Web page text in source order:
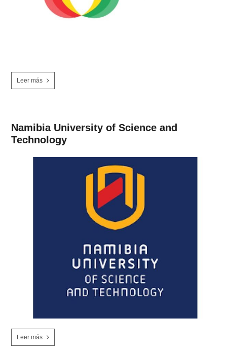
Leer más
Namibia University of Science and
Technology
Leer más